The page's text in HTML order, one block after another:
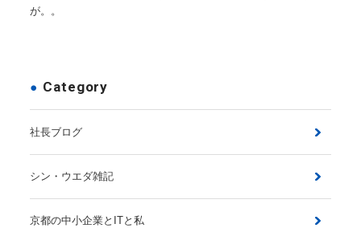
が。。
Category
社長ブログ
シン・ウエダ雑記
京都の中小企業とITと私